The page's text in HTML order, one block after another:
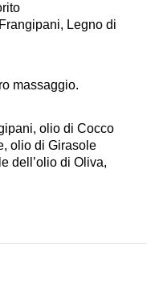
Legno di
massaggio.
olio di Cocco
olio di Girasole
dell’olio di Oliva,